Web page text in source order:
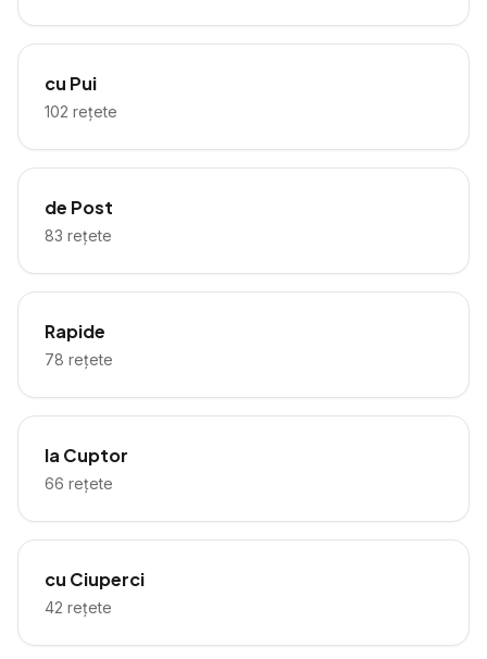
cu Pui
102 rețete
de Post
83 rețete
Rapide
78 rețete
la Cuptor
66 rețete
cu Ciuperci
42 rețete